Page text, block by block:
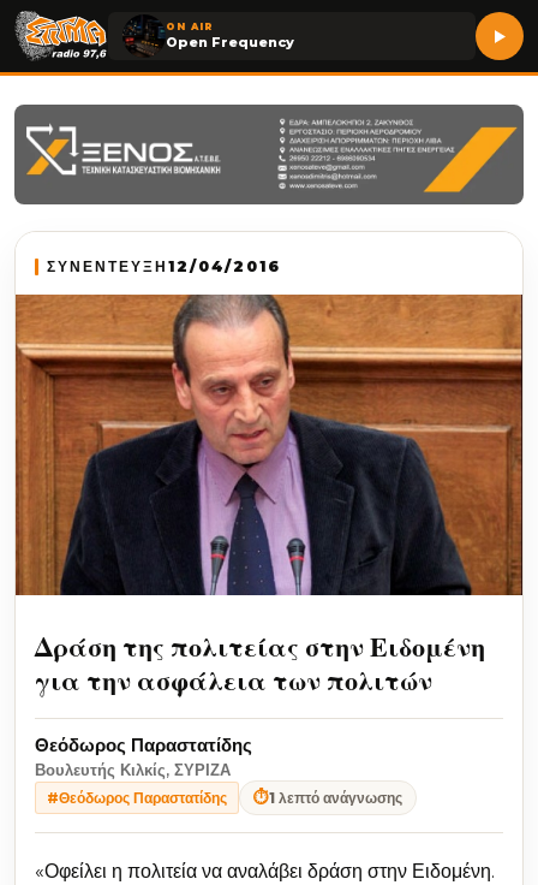
ON AIR
Open Frequency
ΣΥΝΕΝΤΕΥΞΗ 12/04/2016
Δράση της πολιτείας στην Ειδομένη
για την ασφάλεια των πολιτών
Θεόδωρος Παραστατίδης
Βουλευτής Κιλκίς, ΣΥΡΙΖΑ
#Θεόδωρος Παραστατίδης ⏱1 λεπτό ανάγνωσης
«Οφείλει η πολιτεία να αναλάβει δράση στην Ειδομένη.